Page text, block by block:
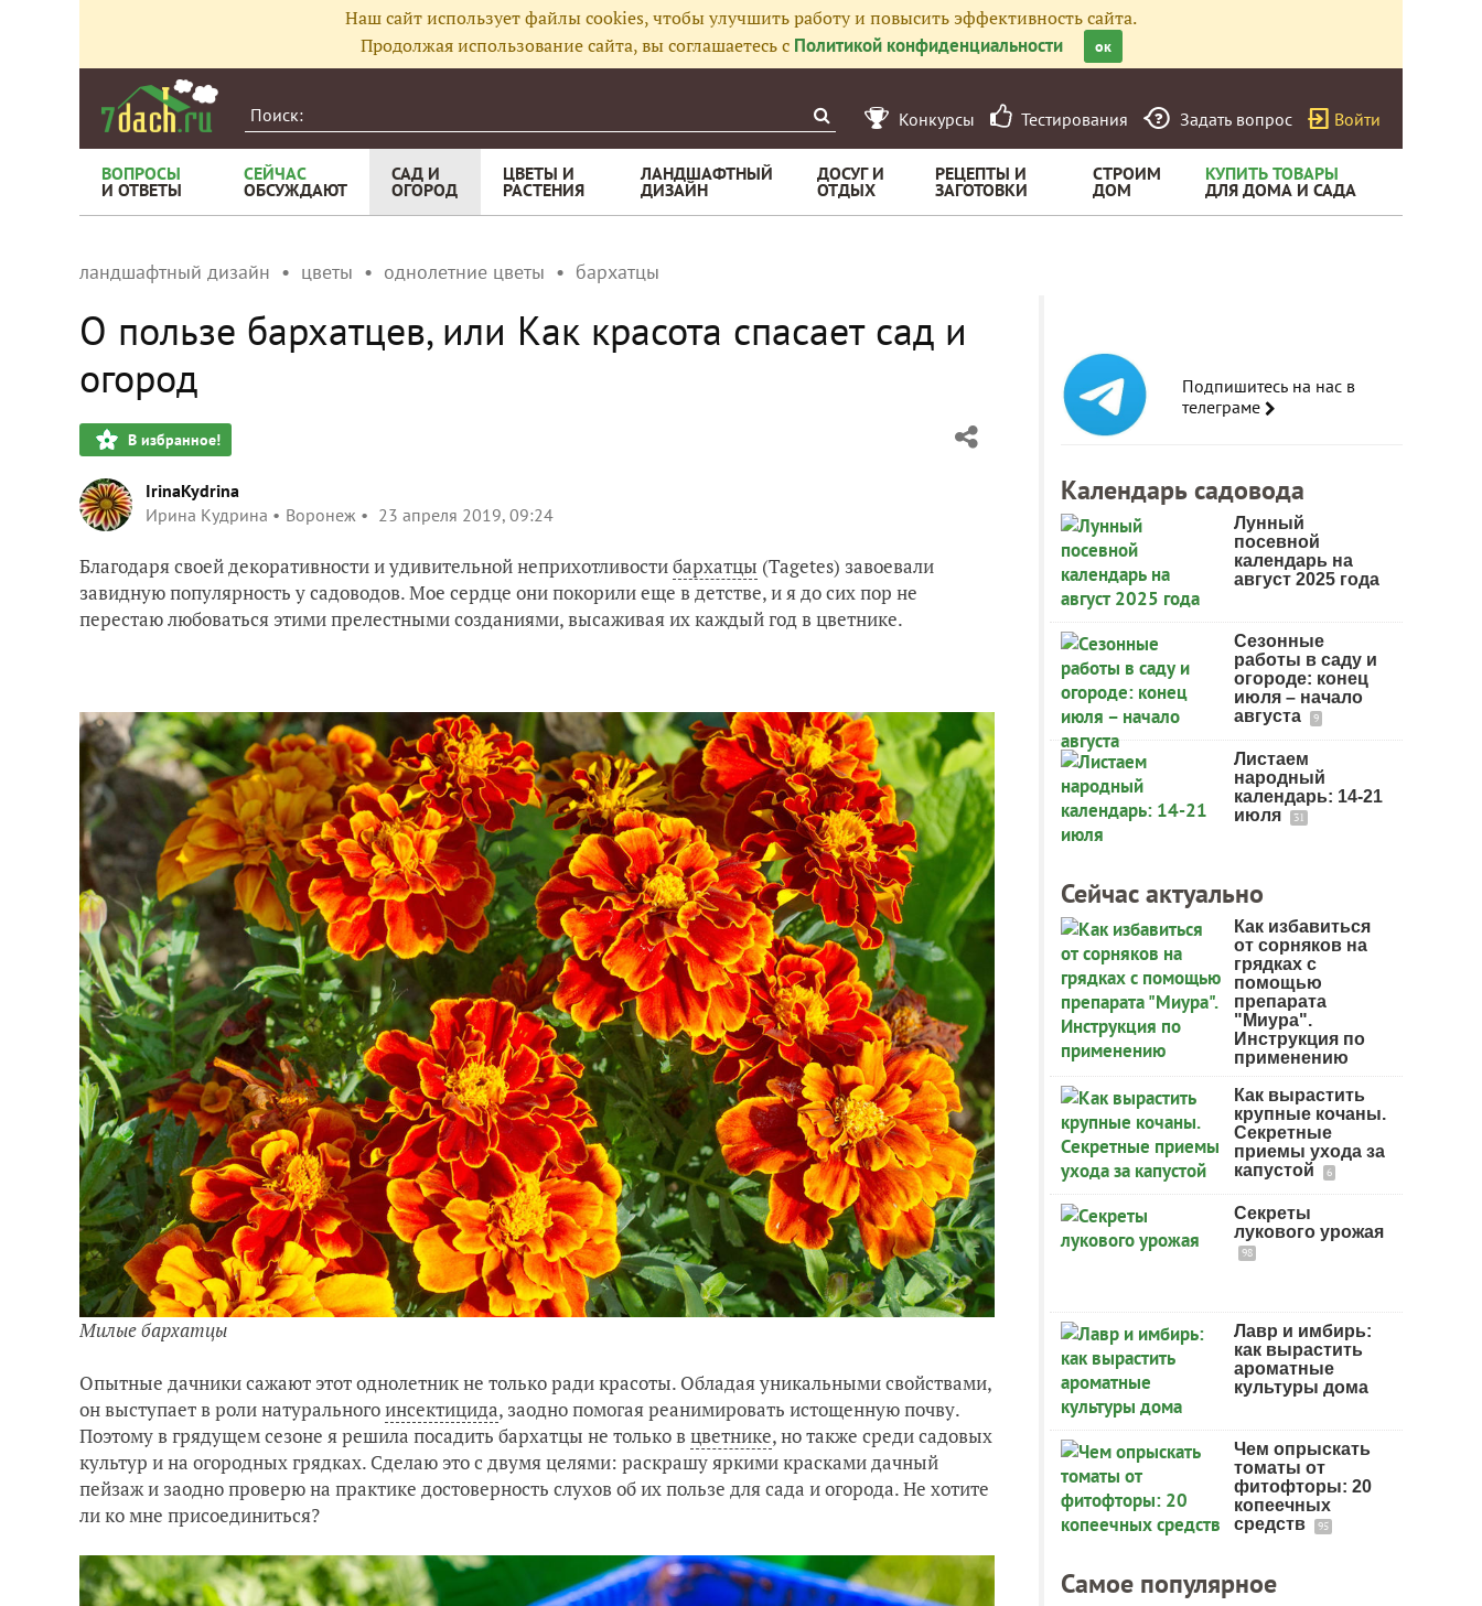
Наш сайт использует файлы cookies, чтобы улучшить работу и повысить эффективность сайта.
Продолжая использование сайта, вы соглашаетесь с Политикой конфиденциальности ок
Конкурсы Тестирования Задать вопрос Войти
ВОПРОСЫ
И ОТВЕТЫ
СЕЙЧАС
ОБСУЖДАЮТ
САД И
ОГОРОД
ЦВЕТЫ И
РАСТЕНИЯ
ЛАНДШАФТНЫЙ
ДИЗАЙН
ДОСУГ И
ОТДЫХ
РЕЦЕПТЫ И
ЗАГОТОВКИ
СТРОИМ
ДОМ
КУПИТЬ ТОВАРЫ
ДЛЯ ДОМА И САДА
ландшафтный дизайн цветы однолетние цветы бархатцы
О пользе бархатцев, или Как красота спасает сад и
огород
В избранное!
IrinaKydrina
Ирина Кудрина
Воронеж 23 апреля 2019, 09:24
Благодаря своей декоративности и удивительной неприхотливостибархатцы (Tagetes) завоевали
завидную популярность у садоводов. Мое сердце они покорили еще в детстве, и я до сих пор не
перестаю любоваться этими прелестными созданиями, высаживая их каждый год в цветнике.
Милые бархатцы
Опытные дачники сажают этот однолетник не только ради красоты. Обладая уникальными свойствами,
он выступает в роли натуральногоинсектицида, заодно помогая реанимировать истощенную почву.
Поэтому в грядущем сезоне я решила посадить бархатцы не только вцветнике, но также среди садовых
культур и на огородных грядках. Сделаю это с двумя целями: раскрашу яркими красками дачный
пейзаж и заодно проверю на практике достоверность слухов об их пользе для сада и огорода. Не хотите
ли ко мне присоединиться?
Подпишитесь на нас в
телеграме
Календарь садовода
Лунный
посевной
календарь на
август 2025 года
Сезонные
работы в саду и
огороде: конец
июля – начало
августа
9
Листаем
народный
календарь: 14-21
июля
31
Сейчас актуально
Как избавиться
от сорняков на
грядках с
помощью
препарата
"Миура".
Инструкция по
применению
Как вырастить
крупные кочаны.
Секретные
приемы ухода за
капустой
6
Секреты
лукового урожая
98
Лавр и имбирь:
как вырастить
ароматные
культуры дома
Чем опрыскать
томаты от
фитофторы: 20
копеечных
средств
95
Самое популярное